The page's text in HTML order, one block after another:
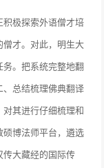
极探索外语僧才培
才。对此，明生大
。把系统完整地翻
总结梳理佛典翻译
其进行仔细梳理和
博法师平台，遴选
大藏经的国际传